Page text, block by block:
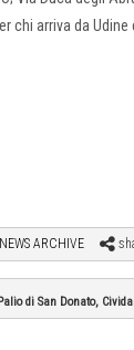
chi arriva da
NEWS ARCHIVE
di San Donato,